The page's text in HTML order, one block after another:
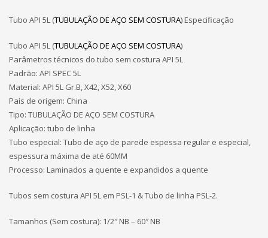
Tubo API 5L (TUBULAÇÃO DE AÇO SEM COSTURA) Especificação
Tubo API 5L (TUBULAÇÃO DE AÇO SEM COSTURA)
Parâmetros técnicos do tubo sem costura API 5L
Padrão: API SPEC 5L
Material: API 5L Gr.B, X42, X52, X60
País de origem: China
Tipo: TUBULAÇÃO DE AÇO SEM COSTURA
Aplicação: tubo de linha
Tubo especial: Tubo de aço de parede espessa regular e especial,
espessura máxima de até 60MM
Processo: Laminados a quente e expandidos a quente
Tubos sem costura API 5L em PSL-1 & Tubo de linha PSL-2.
Tamanhos (Sem costura): 1/2″ NB – 60″ NB